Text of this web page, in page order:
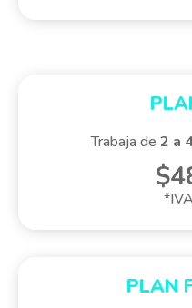
Trabaja de 2 a
PLAN